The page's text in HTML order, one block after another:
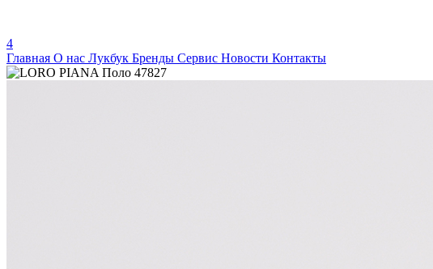
4
Главная О нас Лукбук Бренды Сервис Новости Контакты